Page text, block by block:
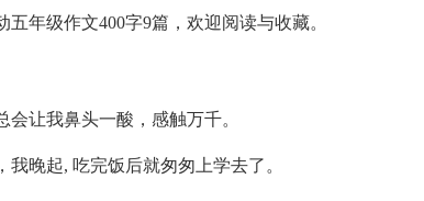
年级作文400字9篇，欢迎阅读与收藏。
让我鼻头一酸，感触万千。
晚起, 吃完饭后就匆匆上学去了。